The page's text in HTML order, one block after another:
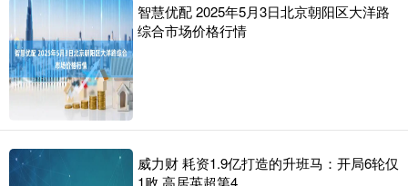
智慧优配 2025年5月3日北京朝阳区大洋路
综合市场价格行情
威力财 耗资1.9亿打造的升班马：开局6轮仅
1败 高居英超第4